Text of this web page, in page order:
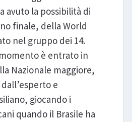
avuto la possibilità di
finale, della World
nel gruppo dei 14.
è entrato in
Nazionale maggiore,
e
giocando i
quando il Brasile ha